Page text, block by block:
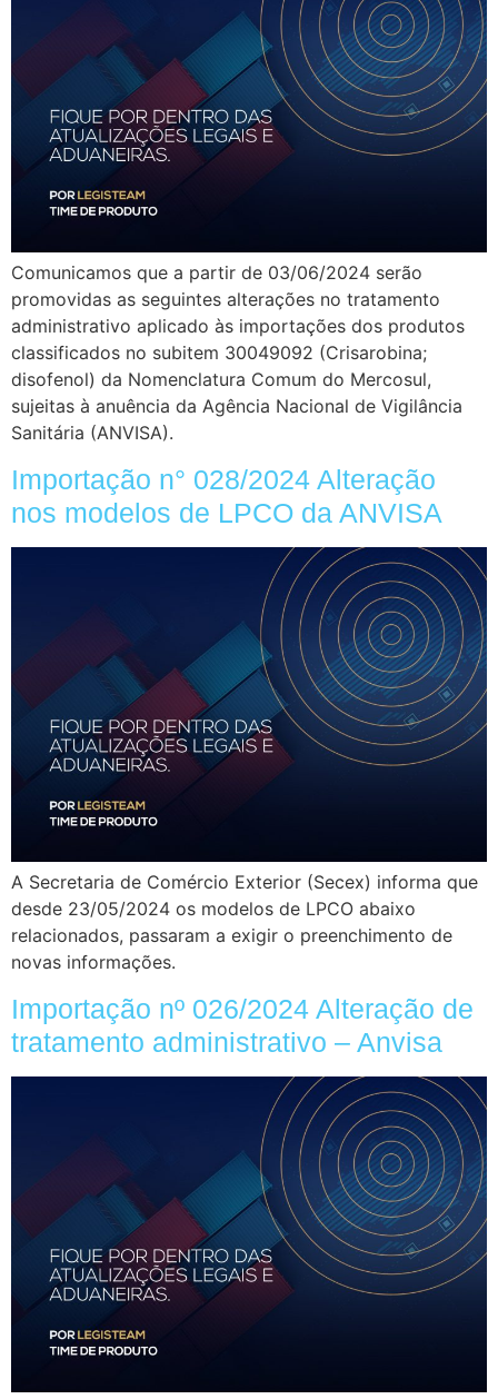
Comunicamos que a partir de 03/06/2024 serão
promovidas as seguintes alterações no tratamento
administrativo aplicado às importações dos produtos
classificados no subitem 30049092 (Crisarobina;
disofenol) da Nomenclatura Comum do Mercosul,
sujeitas à anuência da Agência Nacional de Vigilância
Sanitária (ANVISA).
Importação n° 028/2024 Alteração
nos modelos de LPCO da ANVISA
A Secretaria de Comércio Exterior (Secex) informa que
desde 23/05/2024 os modelos de LPCO abaixo
relacionados, passaram a exigir o preenchimento de
novas informações.
Importação nº 026/2024 Alteração de
tratamento administrativo – Anvisa